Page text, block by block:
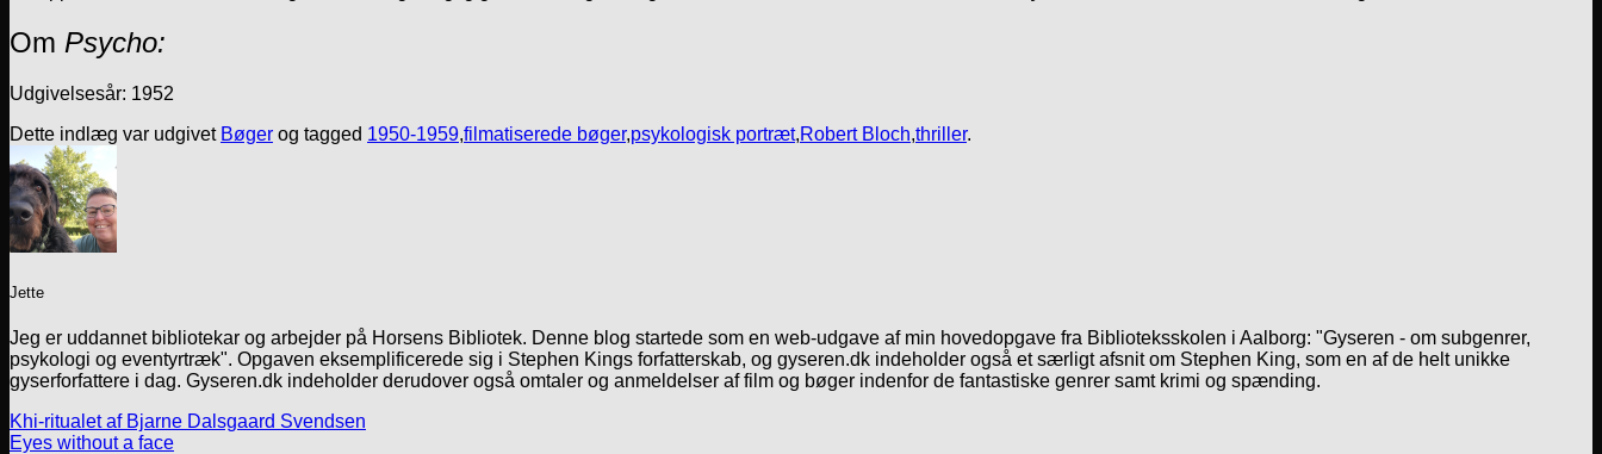
Om Psycho:
Udgivelsesår: 1952
Dette indlæg var udgivet Bøger og tagged 1950-1959,filmatiserede bøger,psykologisk portræt,Robert Bloch,thriller.
Jette
Jeg er uddannet bibliotekar og arbejder på Horsens Bibliotek. Denne blog startede som en web-udgave af min hovedopgave fra Biblioteksskolen i Aalborg: "Gyseren - om subgenrer,
psykologi og eventyrtræk". Opgaven eksemplificerede sig i Stephen Kings forfatterskab, og gyseren.dk indeholder også et særligt afsnit om Stephen King, som en af de helt unikke
gyserforfattere i dag. Gyseren.dk indeholder derudover også omtaler og anmeldelser af film og bøger indenfor de fantastiske genrer samt krimi og spænding.
Khi-ritualet af Bjarne Dalsgaard Svendsen
Eyes without a face